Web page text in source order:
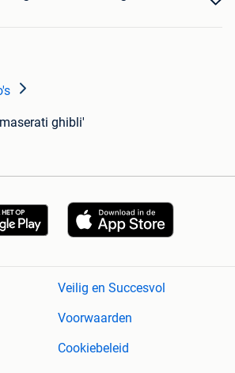
ghibli'
Veilig en Succesvol
Voorwaarden
Cookiebeleid